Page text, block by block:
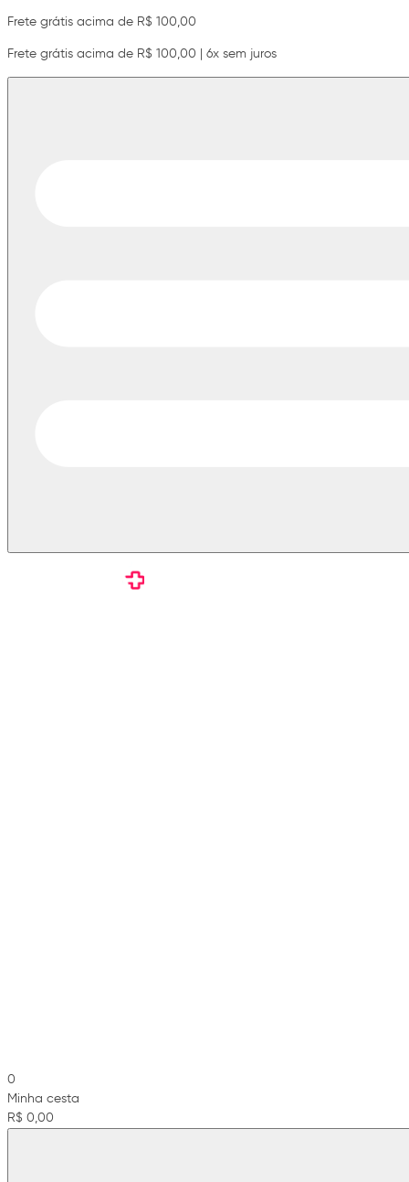
Frete grátis acima de R$ 100,00
Frete grátis acima de R$ 100,00 | 6x sem juros
0
Minha cesta
R$ 0,00